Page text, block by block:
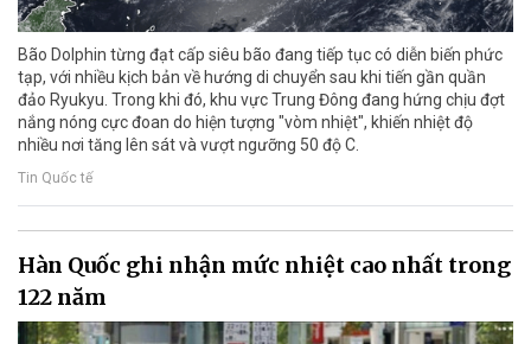
Bão Dolphin từng đạt cấp siêu bão đang tiếp tục có diễn biến phức
tạp, với nhiều kịch bản về hướng di chuyển sau khi tiến gần quần
đảo Ryukyu. Trong khi đó, khu vực Trung Đông đang hứng chịu đợt
nắng nóng cực đoan do hiện tượng "vòm nhiệt", khiến nhiệt độ
nhiều nơi tăng lên sát và vượt ngưỡng 50 độ C.
Tin Quốc tế
Hàn Quốc ghi nhận mức nhiệt cao nhất trong
122 năm